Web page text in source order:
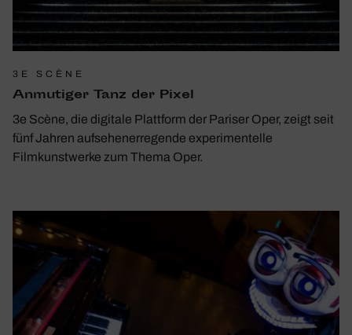
3E SCÈNE
Anmu­tiger Tanz der Pixel
3e Scène, die digitale Plattform der Pariser Oper, zeigt seit
fünf Jahren aufsehenerregende experimentelle
Filmkunstwerke zum Thema Oper.